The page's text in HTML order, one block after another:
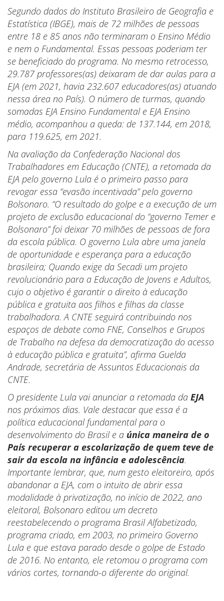
Segundo dados do Instituto Brasileiro de Geografia e
Estatística (IBGE), mais de 72 milhões de pessoas
entre 18 e 85 anos não terminaram o Ensino Médio
e nem o Fundamental. Essas pessoas poderiam ter
se beneficiado do programa. No mesmo retrocesso,
29.787 professores(as) deixaram de dar aulas para a
EJA (em 2021, havia 232.607 educadores(as) atuando
nessa área no País). O número de turmas, quando
somadas EJA Ensino Fundamental e EJA Ensino
médio, acompanhou a queda: de 137.144, em 2018,
para 119.625, em 2021.
Na avaliação da Confederação Nacional dos
Trabalhadores em Educação (CNTE), a retomada da
EJA pelo governo Lula é o primeiro passo para
revogar essa “evasão incentivada” pelo governo
Bolsonaro. “O resultado do golpe e a execução de um
projeto de exclusão educacional do “governo Temer e
Bolsonaro” foi deixar 70 milhões de pessoas de fora
da escola pública. O governo Lula abre uma janela
de oportunidade e esperança para a educação
brasileira; Quando exige da Secadi um projeto
revolucionário para a Educação de Jovens e Adultos,
cujo o objetivo é garantir o direito à educação
pública e gratuita aos filhos e filhas da classe
trabalhadora. A CNTE seguirá contribuindo nos
espaços de debate como FNE, Conselhos e Grupos
de Trabalho na defesa da democratização do acesso
à educação pública e gratuita”, afirma Guelda
Andrade, secretária de Assuntos Educacionais da
CNTE.
O presidente Lula vai anunciar a retomada da EJA
nos próximos dias. Vale destacar que essa é a
política educacional fundamental para o
desenvolvimento do Brasil e a única maneira de o
País recuperar a escolarização de quem teve de
sair da escola na infância e adolescência.
Importante lembrar, que, num gesto eleitoreiro, após
abandonar a EJA, com o intuito de abrir essa
modalidade à privatização, no início de 2022, ano
eleitoral, Bolsonaro editou um decreto
reestabelecendo o programa Brasil Alfabetizado,
programa criado, em 2003, no primeiro Governo
Lula e que estava parado desde o golpe de Estado
de 2016. No entanto, ele retomou o programa com
vários cortes, tornando-o diferente do original.